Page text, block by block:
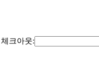
체크아웃: